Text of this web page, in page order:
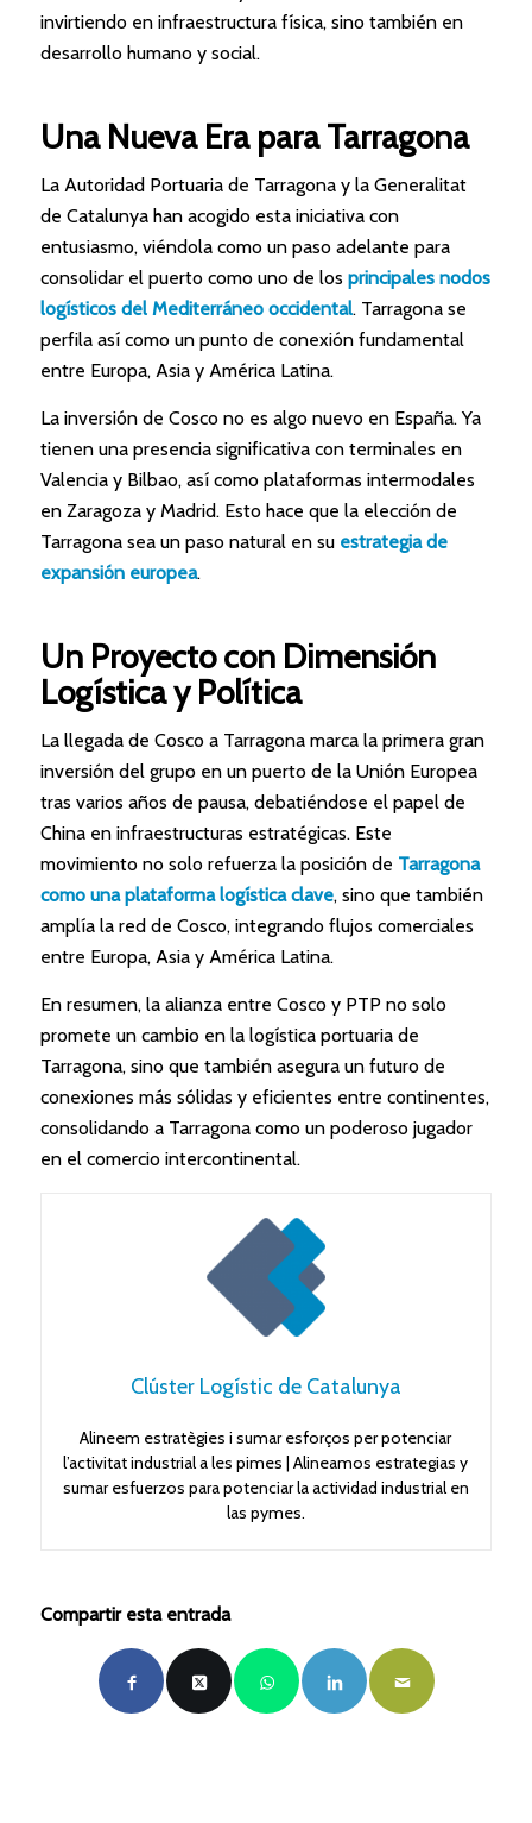
invirtiendo en infraestructura física, sino también en
desarrollo humano y social.
Una Nueva Era para Tarragona
La Autoridad Portuaria de Tarragona y la Generalitat
de Catalunya han acogido esta iniciativa con
entusiasmo, viéndola como un paso adelante para
consolidar el puerto como uno de los principales nodos
logísticos del Mediterráneo occidental. Tarragona se
perfila así como un punto de conexión fundamental
entre Europa, Asia y América Latina.
La inversión de Cosco no es algo nuevo en España. Ya
tienen una presencia significativa con terminales en
Valencia y Bilbao, así como plataformas intermodales
en Zaragoza y Madrid. Esto hace que la elección de
Tarragona sea un paso natural en su estrategia de
expansión europea.
Un Proyecto con Dimensión
Logística y Política
La llegada de Cosco a Tarragona marca la primera gran
inversión del grupo en un puerto de la Unión Europea
tras varios años de pausa, debatiéndose el papel de
China en infraestructuras estratégicas. Este
movimiento no solo refuerza la posición de Tarragona
como una plataforma logística clave, sino que también
amplía la red de Cosco, integrando flujos comerciales
entre Europa, Asia y América Latina.
En resumen, la alianza entre Cosco y PTP no solo
promete un cambio en la logística portuaria de
Tarragona, sino que también asegura un futuro de
conexiones más sólidas y eficientes entre continentes,
consolidando a Tarragona como un poderoso jugador
en el comercio intercontinental.
Clúster Logístic de Catalunya
Alineem estratègies i sumar esforços per potenciar
l’activitat industrial a les pimes | Alineamos estrategias y
sumar esfuerzos para potenciar la actividad industrial en
las pymes.
Compartir esta entrada